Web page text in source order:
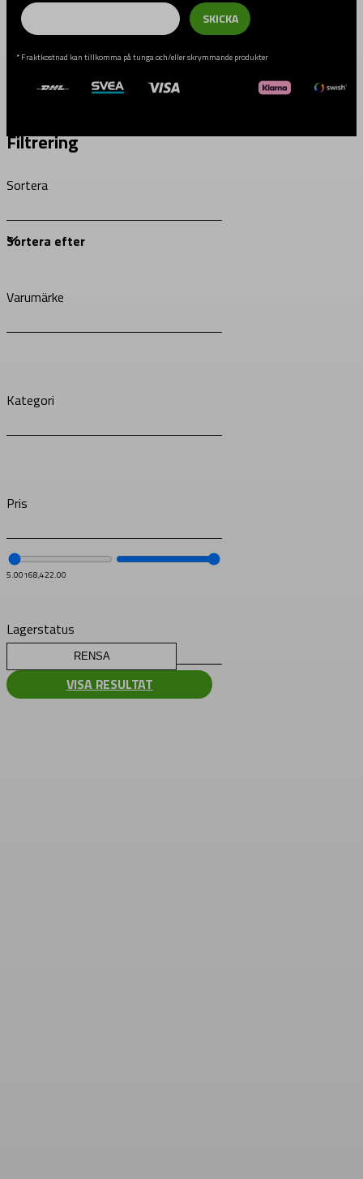
Email
SKICKA
* Fraktkostnad kan tillkomma på tunga och/eller skrymmande produkter
Filtrering
Sortera
Varumärke
Kategori
Pris
5.00168,422.00
Lagerstatus
RENSA
VISA RESULTAT